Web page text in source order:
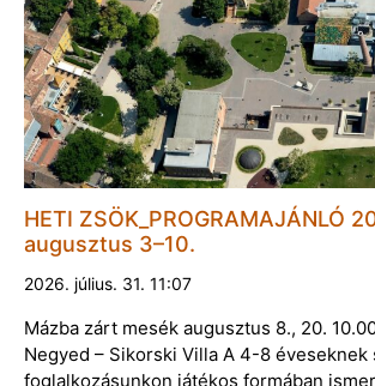
HETI ZSÖK_PROGRAMAJÁNLÓ
augusztus 3–10.
2026. július. 31. 11:07
Mázba zárt mesék augusztus 8., 20.
Negyed – Sikorski Villa A 4-8 éveseknek
foglalkozásunkon játékos formában